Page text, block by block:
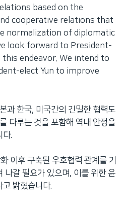
based on the
cooperative relations that
normalization of diplomatic
look forward to President-
this endeavor. We intend to
elect Yun to improve
과 한국, 미국간의 긴밀한 협력도
다루는 것을 포함해 역내 안정을
다.
이후 구축된 우호협력 관계를 기
나갈 필요가 있으며, 이를 위한 윤
밝혔습니다.